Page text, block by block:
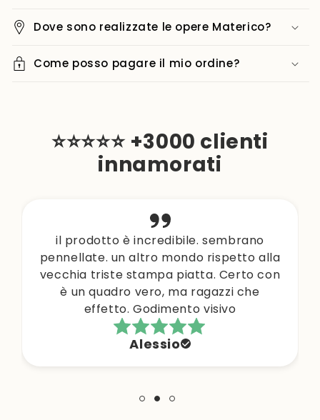
Dove sono realizzate le opere Materico?
Come posso pagare il mio ordine?
⭐⭐⭐⭐⭐ +3000 clienti
innamorati
il prodotto è incredibile. sembrano
pennellate. un altro mondo rispetto alla
vecchia triste stampa piatta. Certo con
è un quadro vero, ma ragazzi che
effetto. Godimento visivo
Alessio